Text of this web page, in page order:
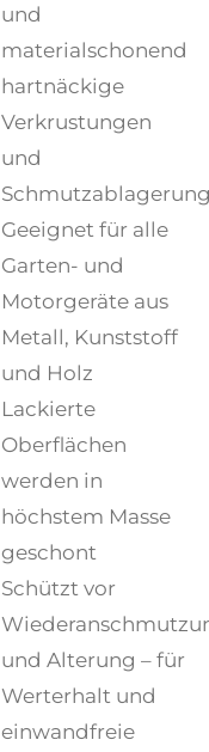
und
materialschonend
hartnäckige
Verkrustungen
und
Geeignet für alle
Garten- und
Motorgeräte aus
Metall, Kunststoff
und Holz
Lackierte
Oberflächen
werden in
höchstem Masse
geschont
Schützt vor
und Alterung – für
Werterhalt und
einwandfreie